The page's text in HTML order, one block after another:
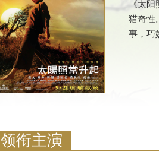
《太
猎奇性
事，巧
领衔主演